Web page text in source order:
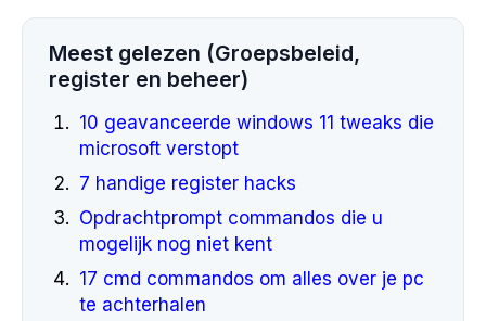
Meest gelezen (Groepsbeleid,
register en beheer)
10 geavanceerde windows 11 tweaks die
microsoft verstopt
7 handige register hacks
Opdrachtprompt commandos die u
mogelijk nog niet kent
17 cmd commandos om alles over je pc
te achterhalen